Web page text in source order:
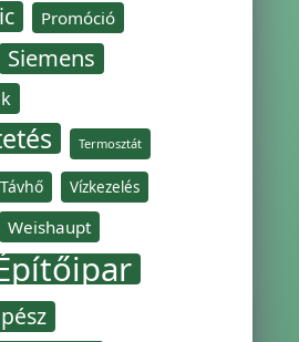
Promóció
Siemens
Termosztát
Távhő Vízkezelés
Weishaupt